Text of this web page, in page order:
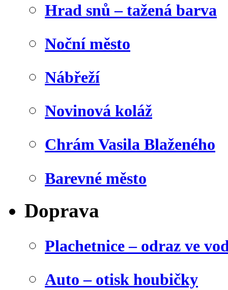
Hrad snů – tažená barva
Noční město
Nábřeží
Novinová koláž
Chrám Vasila Blaženého
Barevné město
Doprava
Plachetnice – odraz ve
Auto – otisk houbičky